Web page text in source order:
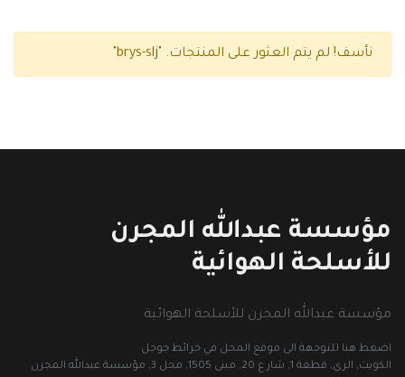
نأسف! لم يتم العثور على المنتجات.
مؤسسة عبدالله المجرن
للأسلحة الهوائية
مؤسسة عبدالله المجرن للأسلحة الهوائية
اضغط هنا للتوجهة الى موقع المحل في خرائط جوجل
الكويت, الري, قطعة 1, شار ع 20, مبنى 1505, محل 3, مؤسسة عبدالله المجرن